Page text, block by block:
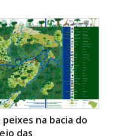
na bacia do
das